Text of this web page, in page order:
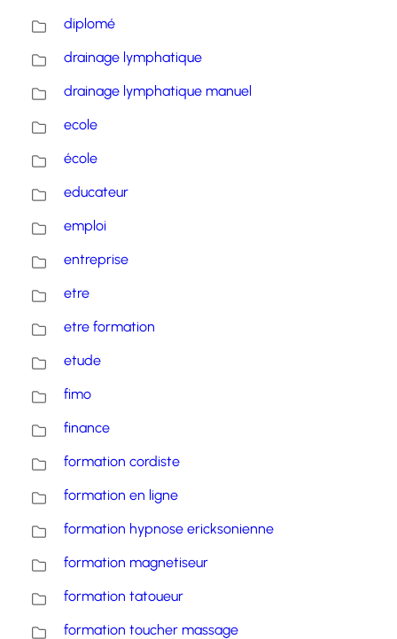
diplomé
drainage lymphatique
drainage lymphatique manuel
ecole
école
educateur
emploi
entreprise
etre
etre formation
etude
fimo
finance
formation cordiste
formation en ligne
formation hypnose ericksonienne
formation magnetiseur
formation tatoueur
formation toucher massage